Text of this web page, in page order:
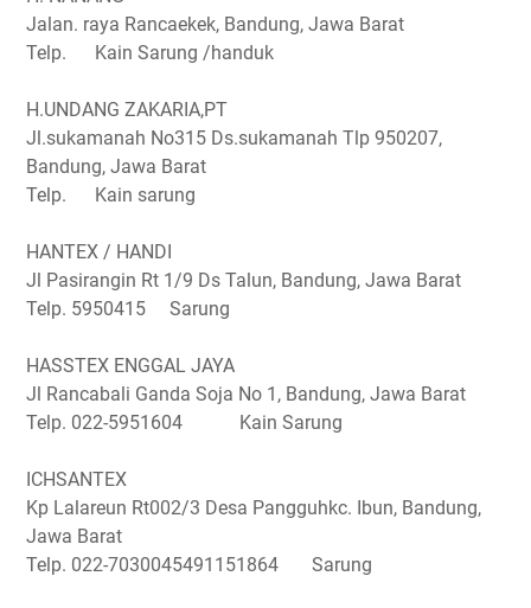
Jalan. raya Rancaekek, Bandung, Jawa Barat
Telp. Kain Sarung /handuk
H.UNDANG ZAKARIA,PT
Jl.sukamanah No315 Ds.sukamanah Tlp 950207,
Bandung, Jawa Barat
Telp. Kain sarung
HANTEX / HANDI
Jl Pasirangin Rt 1/9 Ds Talun, Bandung, Jawa Barat
Telp. 5950415 Sarung
HASSTEX ENGGAL JAYA
Jl Rancabali Ganda Soja No 1, Bandung, Jawa Barat
Telp. 022-5951604 Kain Sarung
ICHSANTEX
Kp Lalareun Rt002/3 Desa Pangguhkc. Ibun, Bandung,
Jawa Barat
Telp. 022-7030045491151864 Sarung